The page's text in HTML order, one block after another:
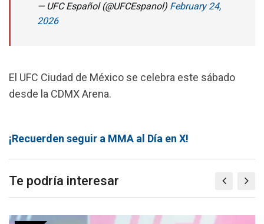
— UFC Español (@UFCEspanol) February 24,
2026
El UFC Ciudad de México se celebra este sábado
desde la CDMX Arena.
¡Recuerden seguir a MMA al Día en X!
Te podría interesar